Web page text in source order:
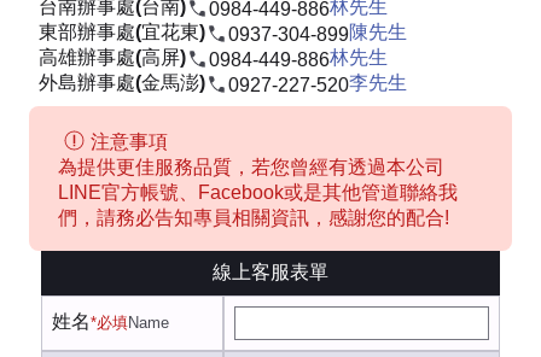
台南辦事處(台南)
0984-449-886林先生
東部辦事處(宜花東)
0937-304-899陳先生
高雄辦事處(高屏)
0984-449-886林先生
外島辦事處(金馬澎)
0927-227-520李先生
注意事項
為提供更佳服務品質，若您曾經有透過本公司
LINE官方帳號、Facebook或是其他管道聯絡我
們，請務必告知專員相關資訊，感謝您的配合!
線上客服表單
姓名*必填Name